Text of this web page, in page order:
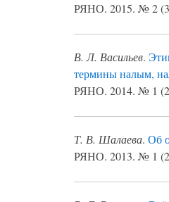
РЯНО. 2015. № 2
В. Л. Васильев.
термины налым,
РЯНО. 2014. № 1
Т. В. Шалаева. Об
РЯНО. 2013. № 1